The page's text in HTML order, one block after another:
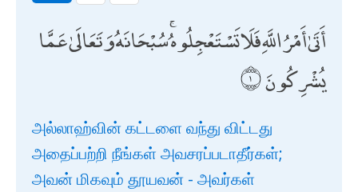
أَتَىٰ أَمْرُ اللَّهِ فَلَا تَسْتَعْجِلُوهُ ۚ سُبْحَانَهُ وَتَعَالَىٰ عَمَّا
يُشْرِكُونَ
அல்லாஹ்வின் கட்டளை வந்து விட்டது
அதைப்பற்றி நீங்கள் அவசரப்படாதீர்கள்;
அவன் மிகவும் தூயவன் - அவர்கள்